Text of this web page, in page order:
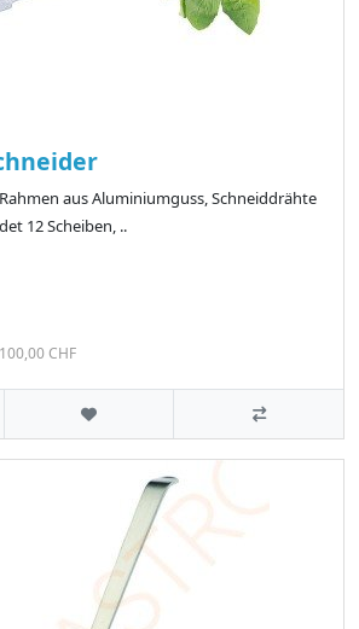
aus Aluminiumguss, Schneiddrähte
12 Scheiben, ..
CHF